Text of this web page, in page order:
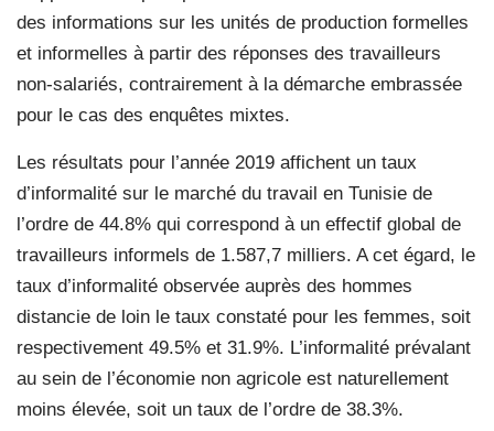
des informations sur les unités de production formelles
et informelles à partir des réponses des travailleurs
non-salariés, contrairement à la démarche embrassée
pour le cas des enquêtes mixtes.
Les résultats pour l’année 2019 affichent un taux
d’informalité sur le marché du travail en Tunisie de
l’ordre de 44.8% qui correspond à un effectif global de
travailleurs informels de 1.587,7 milliers. A cet égard, le
taux d’informalité observée auprès des hommes
distancie de loin le taux constaté pour les femmes, soit
respectivement 49.5% et 31.9%. L’informalité prévalant
au sein de l’économie non agricole est naturellement
moins élevée, soit un taux de l’ordre de 38.3%.